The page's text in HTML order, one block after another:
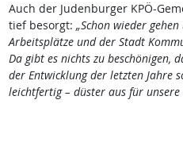
Auch der Judenburger KPÖ-
tief besorgt: „Schon wieder
Arbeitsplätze und der Stadt
Da gibt es nichts zu beschönigen,
der Entwicklung der letzten Jahre
leichtfertig – düster aus für unsere